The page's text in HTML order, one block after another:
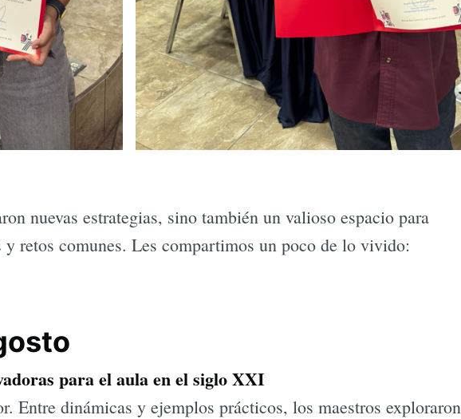
nuevas estrategias, sino también un valioso espacio para
retos comunes. Les compartimos un poco de lo vivido:
para el aula en el siglo XXI
Entre dinámicas y ejemplos prácticos, los maestros exploraron